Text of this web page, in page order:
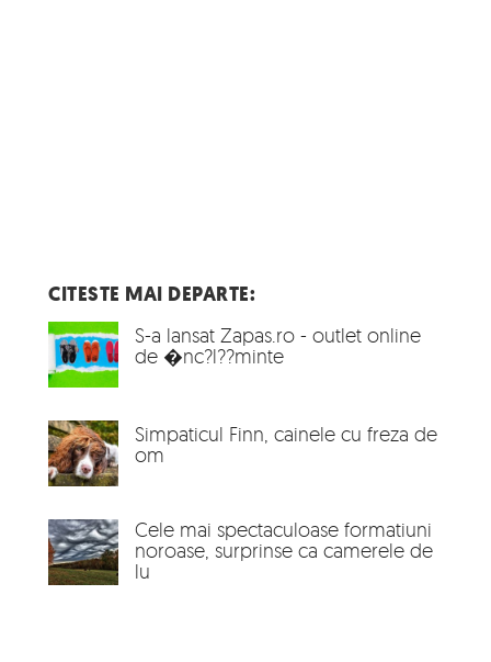
CITESTE MAI DEPARTE:
S-a lansat Zapas.ro - outlet online
de �nc?l??minte
Simpaticul Finn, cainele cu freza de
om
Cele mai spectaculoase formatiuni
noroase, surprinse ca camerele de
lu